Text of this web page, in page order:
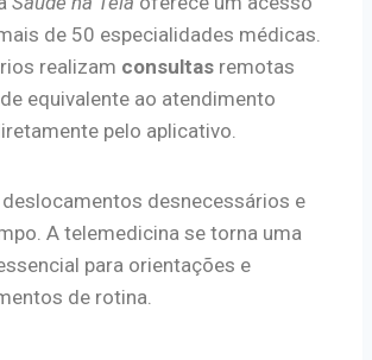
de 50 especialidades médicas.
realizam consultas remotas
equivalente ao atendimento
pelo aplicativo.
desnecessários e
A telemedicina se torna uma
para orientações e
de rotina.